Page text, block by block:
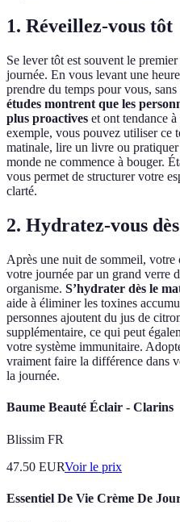
1. Réveillez-vous tôt
Se lever tôt est souvent le
journée. En vous levant une
prendre du temps pour vous,
études montrent que les
plus proactives et ont tendance
exemple, vous pouvez utiliser ce
matinale, lire un livre ou
monde ne commence à bouger.
vous permet de structurer votre
clarté.
2. Hydratez-vous
Après une nuit de sommeil, votre
votre journée par un grand verre
organisme. S’hydrater dès le
aide à éliminer les toxines
personnes ajoutent du jus de
supplémentaire, ce qui peut
votre système immunitaire.
vraiment faire la différence dans
la journée.
Baume Beauté Éclair - Clarins
Blissim FR
47.50 EURVoir le prix
Essentiel De Vie Crème De